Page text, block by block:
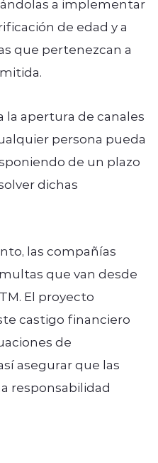
a implementar
de edad y a
que pertenezcan a
la apertura de canales
persona pueda
de un plazo
dichas
las compañías
que van desde
El proyecto
castigo financiero
de
asegurar que las
responsabilidad